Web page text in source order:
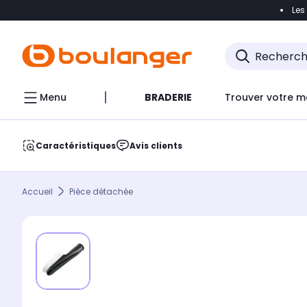
Accéder
Menu BRADERIE Trouver votre
Caractéristiques Avis clients
Accueil Pièce détachée